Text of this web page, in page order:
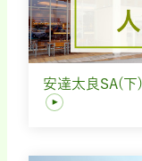
安達太良SA(